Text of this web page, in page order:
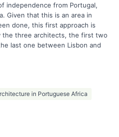
independence from Portugal,
Given that this is an area in
done, this first approach is
the three architects, the first two
last one between Lisbon and
in Portuguese Africa